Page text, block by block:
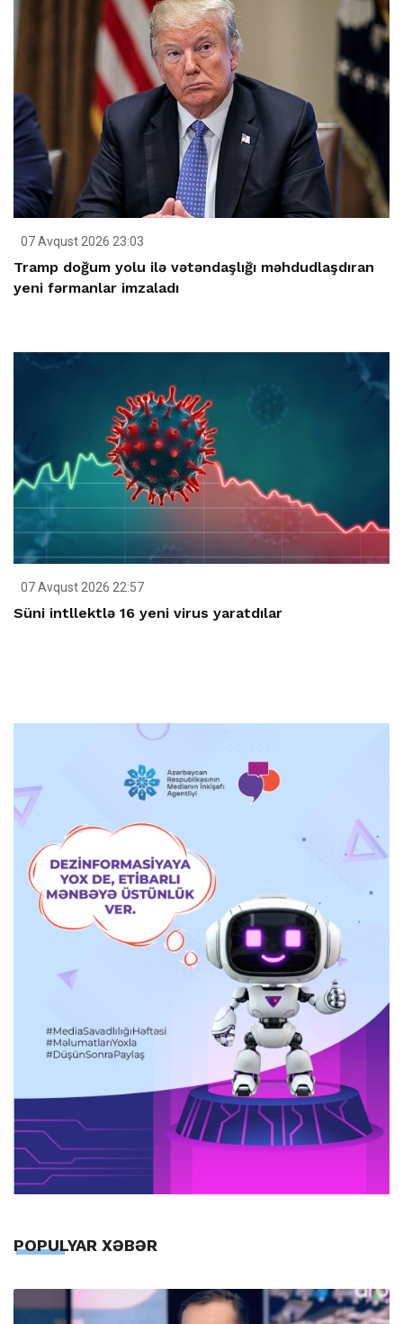
07 Avqust 2026 23:03
Tramp doğum yolu ilə vətəndaşlığı məhdudlaşdıran
yeni fərmanlar imzaladı
07 Avqust 2026 22:57
Süni intllektlə 16 yeni virus yaratdılar
POPULYAR XƏBƏR